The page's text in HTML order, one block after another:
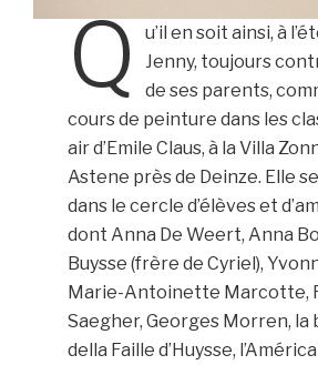
Q u’il en soit ainsi, à
Jenny, toujours
de ses parents,
cours de peinture dans les
air d’Emile Claus, à la Villa
Astene près de Deinze. Elle
dans le cercle d’élèves et
dont Anna De Weert, Anna
Buysse (frère de Cyriel),
Marie-Antoinette Marcotte,
Saegher, Georges Morren, la
della Faille d’Huysse,